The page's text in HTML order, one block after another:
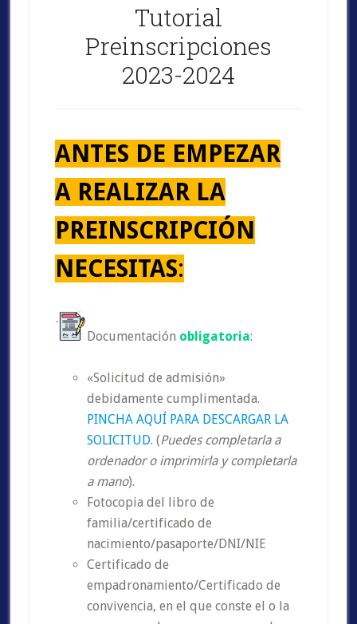
Tutorial
Preinscripciones
2023-2024
ANTES DE EMPEZAR
A REALIZAR LA
PREINSCRIPCIÓN
NECESITAS:
Documentación obligatoria:
«Solicitud de admisión»
debidamente cumplimentada.
PINCHA AQUÍ PARA DESCARGAR LA
SOLICITUD. (Puedes completarla a
ordenador o imprimirla y completarla
a mano).
Fotocopia del libro de
familia/certificado de
nacimiento/pasaporte/DNI/NIE
Certificado de
empadronamiento/Certificado de
convivencia, en el que conste el o la